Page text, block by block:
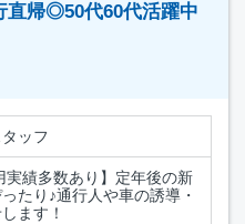
帰◎50代60代活躍中
ッフ
実績多数あり】定年後の新
たり♪通行人や車の誘導・
ます！